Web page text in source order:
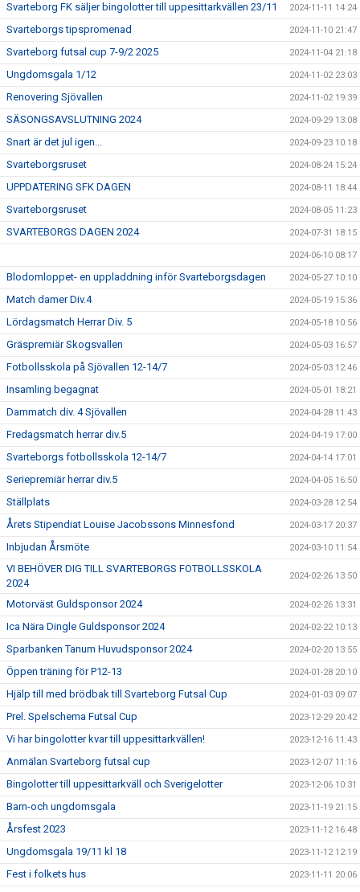
Svarteborg FK säljer bingolotter till uppesittarkvällen 23/11 2024-11-11 14:24
Svarteborgs tipspromenad 2024-11-10 21:47
Svarteborg futsal cup 7-9/2 2025 2024-11-04 21:18
Ungdomsgala 1/12 2024-11-02 23:03
Renovering Sjövallen 2024-11-02 19:39
SÄSONGSAVSLUTNING 2024 2024-09-29 13:08
Snart är det jul igen... 2024-09-23 10:18
Svarteborgsruset 2024-08-24 15:24
UPPDATERING SFK DAGEN 2024-08-11 18:44
Svarteborgsruset 2024-08-05 11:23
SVARTEBORGS DAGEN 2024 2024-07-31 18:15
2024-06-10 08:17
Blodomloppet- en uppladdning inför Svarteborgsdagen 2024-05-27 10:10
Match damer Div.4 2024-05-19 15:36
Lördagsmatch Herrar Div. 5 2024-05-18 10:56
Gräspremiär Skogsvallen 2024-05-03 16:57
Fotbollsskola på Sjövallen 12-14/7 2024-05-03 12:46
Insamling begagnat 2024-05-01 18:21
Dammatch div. 4 Sjövallen 2024-04-28 11:43
Fredagsmatch herrar div.5 2024-04-19 17:00
Svarteborgs fotbollsskola 12-14/7 2024-04-14 17:01
Seriepremiär herrar div.5 2024-04-05 16:50
Ställplats 2024-03-28 12:54
Årets Stipendiat Louise Jacobssons Minnesfond 2024-03-17 20:37
Inbjudan Årsmöte 2024-03-10 11:54
VI BEHÖVER DIG TILL SVARTEBORGS FOTBOLLSSKOLA
2024
2024-02-26 13:50
Motorväst Guldsponsor 2024 2024-02-26 13:31
Ica Nära Dingle Guldsponsor 2024 2024-02-22 10:13
Sparbanken Tanum Huvudsponsor 2024 2024-02-20 13:55
Öppen träning för P12-13 2024-01-28 20:10
Hjälp till med brödbak till Svarteborg Futsal Cup 2024-01-03 09:07
Prel. Spelschema Futsal Cup 2023-12-29 20:42
Vi har bingolotter kvar till uppesittarkvällen! 2023-12-16 11:43
Anmälan Svarteborg futsal cup 2023-12-07 11:16
Bingolotter till uppesittarkväll och Sverigelotter 2023-12-06 10:31
Barn-och ungdomsgala 2023-11-19 21:15
Årsfest 2023 2023-11-12 16:48
Ungdomsgala 19/11 kl 18 2023-11-12 12:19
Fest i folkets hus 2023-11-11 20:06